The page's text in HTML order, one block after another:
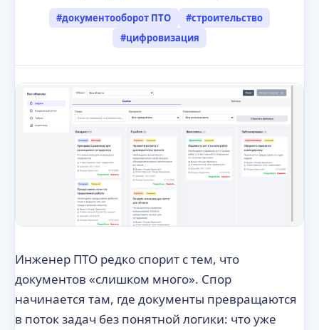
#документооборот ПТО
#строительство
#цифровизация
Инженер ПТО редко спорит с тем, что
документов «слишком много». Спор
начинается там, где документы превращаются
в поток задач без понятной логики: что уже